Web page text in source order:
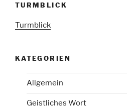
TURMBLICK
Turmblick
KATEGORIEN
Allgemein
Geistliches Wort